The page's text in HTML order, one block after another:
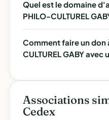
Quel est le domaine
PHILO-CULTUREL
Comment faire un don
CULTUREL GABY avec
Associations
Cedex